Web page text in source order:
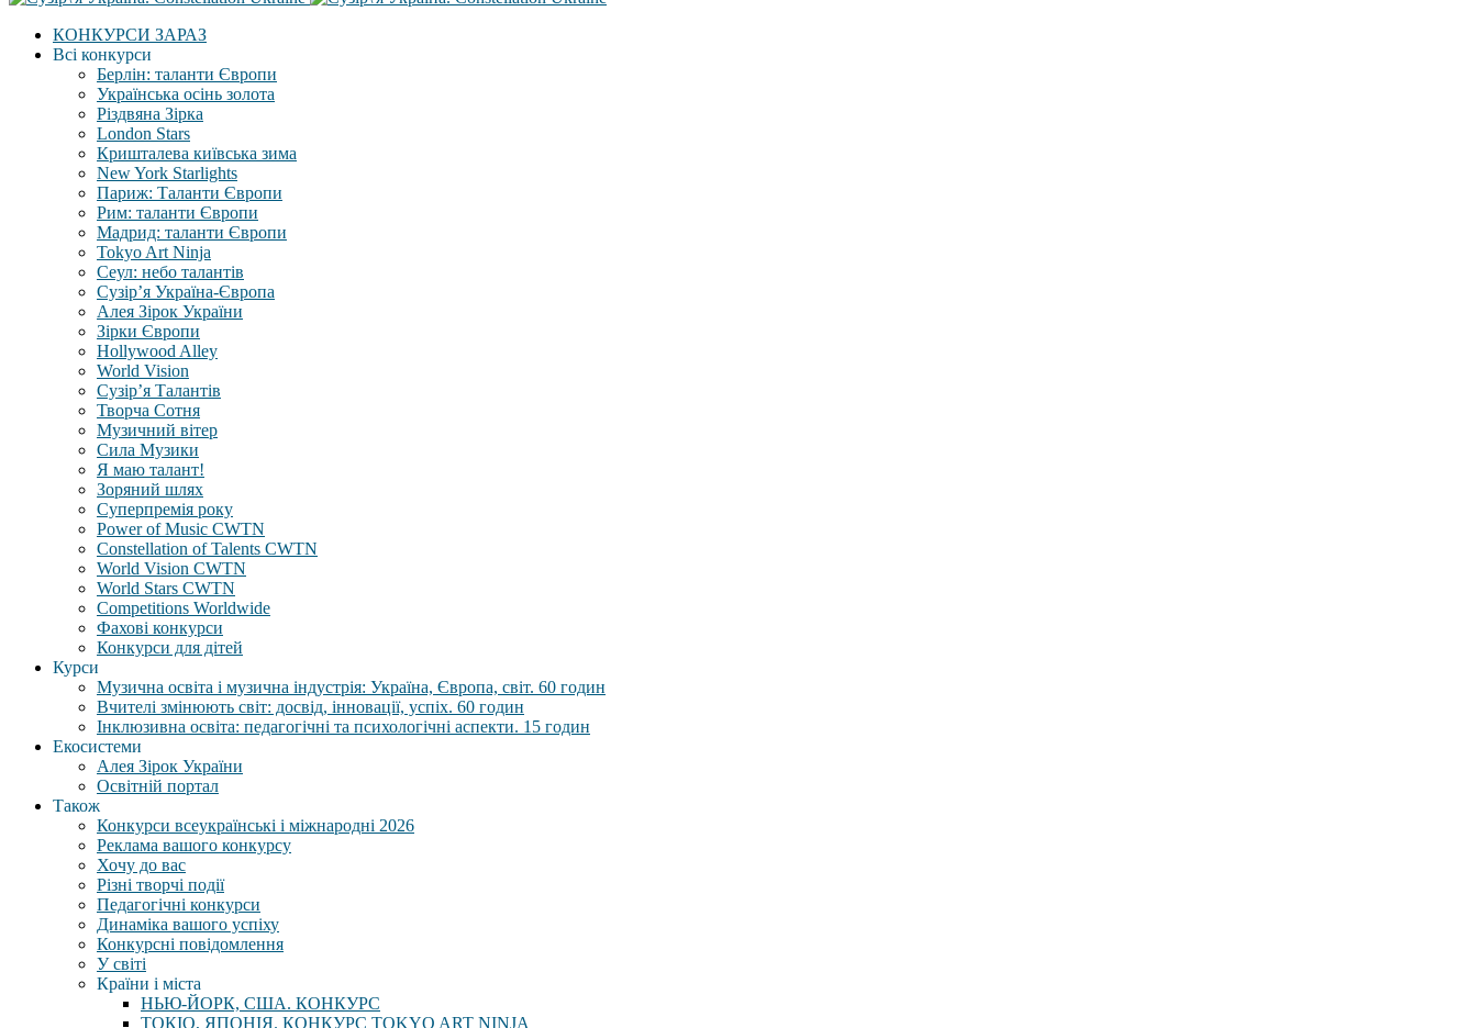
КОНКУРСИ ЗАРАЗ
Всі конкурси
Берлін: таланти Європи
Українська осінь золота
Різдвяна Зірка
London Stars
Кришталева київська зима
New York Starlights
Париж: Таланти Європи
Рим: таланти Європи
Мадрид: таланти Європи
Tokyo Art Ninja
Сеул: небо талантів
Сузір’я Україна-Європа
Алея Зірок України
Зірки Європи
Hollywood Alley
World Vision
Сузір’я Талантів
Творча Сотня
Музичний вітер
Сила Музики
Я маю талант!
Зоряний шлях
Суперпремія року
Power of Music CWTN
Constellation of Talents CWTN
World Vision CWTN
World Stars CWTN
Competitions Worldwide
Фахові конкурси
Конкурси для дітей
Курси
Музична освіта і музична індустрія: Україна, Європа, світ. 60 годин
Вчителі змінюють світ: досвід, інновації, успіх. 60 годин
Інклюзивна освіта: педагогічні та психологічні аспекти. 15 годин
Екосистеми
Алея Зірок України
Освітній портал
Також
Конкурси всеукраїнські і міжнародні 2026
Реклама вашого конкурсу
Хочу до вас
Різні творчі події
Педагогічні конкурси
Динаміка вашого успіху
Конкурсні повідомлення
У світі
Країни і міста
НЬЮ-ЙОРК, США. КОНКУРС
ТОКІО, ЯПОНІЯ. КОНКУРС TOKYO ART NINJA